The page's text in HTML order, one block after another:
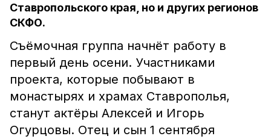
Ставропольского края, но и других регионов
СКФО.
Съёмочная группа начнёт работу в
первый день осени. Участниками
проекта, которые побывают в
монастырях и храмах Ставрополья,
станут актёры Алексей и Игорь
Огурцовы. Отец и сын 1 сентября